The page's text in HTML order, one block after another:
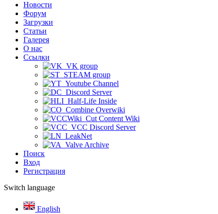
Новости
Форум
Загрузки
Статьи
Галерея
О нас
Ссылки
VK group
STEAM group
Youtube Channel
Discord Server
Half-Life Inside
Combine Overwiki
Cut Content Wiki
VCC Discord Server
LeakNet
Valve Archive
Поиск
Вход
Регистрация
Switch language
English